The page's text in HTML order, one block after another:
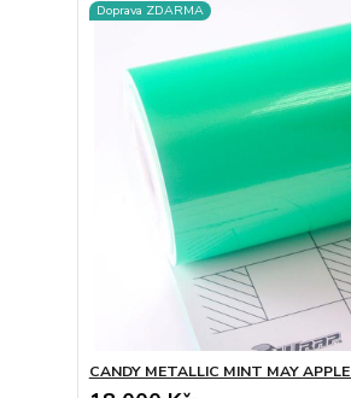
Doprava ZDARMA
CANDY METALLIC MINT MAY